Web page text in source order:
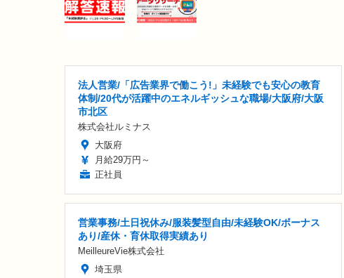
法人営業/「広告業界で働こう!」未経験でも安心の教育
体制/20代が活躍中のエネルギッシュな職場/大阪府/大阪
市北区
株式会社ルミナス
大阪府
月給29万円～
正社員
営業事務/土日祝休み/服装髪型自由/未経験OK/ボーナス
あり/産休・育休取得実績あり
MeilleureVie株式会社
埼玉県